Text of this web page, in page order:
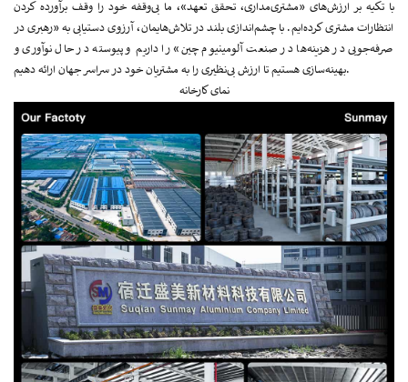
با تکیه بر ارزش‌های «مشتری‌مداری، تحقق تعهد»، ما بی‌وقفه خود را وقف برآورده کردن
انتظارات مشتری کرده‌ایم. با چشم‌اندازی بلند در تلاش‌هایمان، آرزوی دستیابی به «رهبری در
صرفه‌جویی در هزینه‌ها در صنعت آلومینیوم چین» را داریم و پیوسته در حال نوآوری و
بهینه‌سازی هستیم تا ارزش بی‌نظیری را به مشتریان خود در سراسر جهان ارائه دهیم.
نمای کارخانه